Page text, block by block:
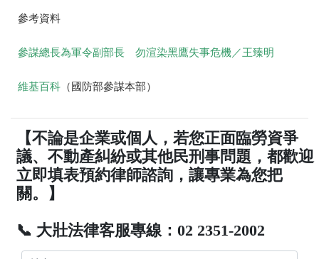
參考資料
參謀總長為軍令副部長 勿渲染黑鷹失事危機／王臻明
維基百科 （國防部參謀本部）
【不論是企業或個人，若您正面臨勞資爭
議、不動產糾紛或其他民刑事問題，都歡迎
立即填表預約律師諮詢，讓專業為您把
關。】
📞 大壯法律客服專線：02 2351-2002